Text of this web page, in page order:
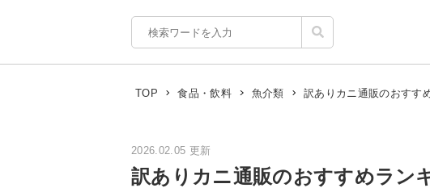
TOP 食品・飲料 魚介類 訳ありカニ通販のおすす
2026.02.05 更新
訳ありカニ通販のおすすめラン